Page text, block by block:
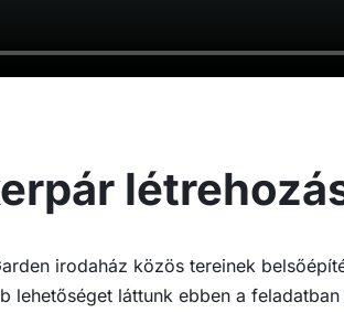
irodaház közös tereinek
lehetőséget láttunk ebben a